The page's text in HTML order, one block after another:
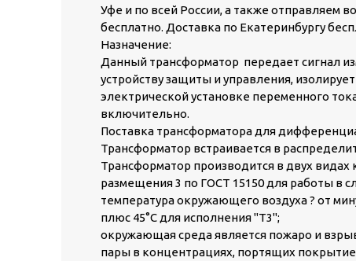
Уфе и по всей России, а также отправляем
бесплатно. Доставка по Екатеринбургу
Назначение:
Данный трансформатор передает сигнал
устройству защиты и управления,
электрической установке переменного
включительно.
Поставка трансформатора для
Трансформатор встраивается в
Трансформатор производится в двух
размещения 3 по ГОСТ 15150 для работы в
температура окружающего воздуха ? от
плюс 45°С для исполнения "Т3";
окружающая среда является пожаро и
пары в концентрациях, портящих